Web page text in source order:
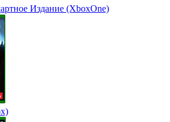
Издание (XboxOne)